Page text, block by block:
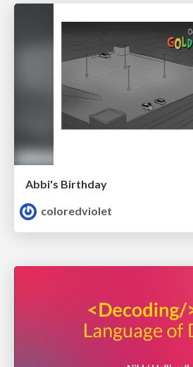
Abbi's Birthday
coloredviolet